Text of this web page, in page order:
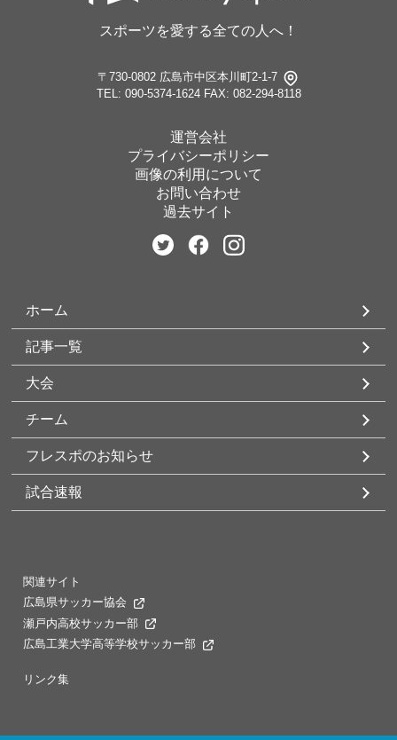
スポーツを愛する全ての人へ！
〒730-0802 広島市中区本川町2-1-7
TEL: 090-5374-1624 FAX: 082-294-8118
運営会社
プライバシーポリシー
画像の利用について
お問い合わせ
過去サイト
ホーム
記事一覧
大会
チーム
フレスポのお知らせ
試合速報
関連サイト
広島県サッカー協会
瀬戸内高校サッカー部
広島工業大学高等学校サッカー部
リンク集